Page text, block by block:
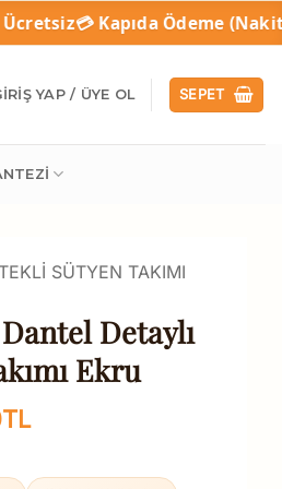
Ödeme (Nakit / Kredi Kartı)
YAP / ÜYE OL SEPET
SÜTYEN TAKIMI
Detaylı
Ekru
TLŞu
fiyat: